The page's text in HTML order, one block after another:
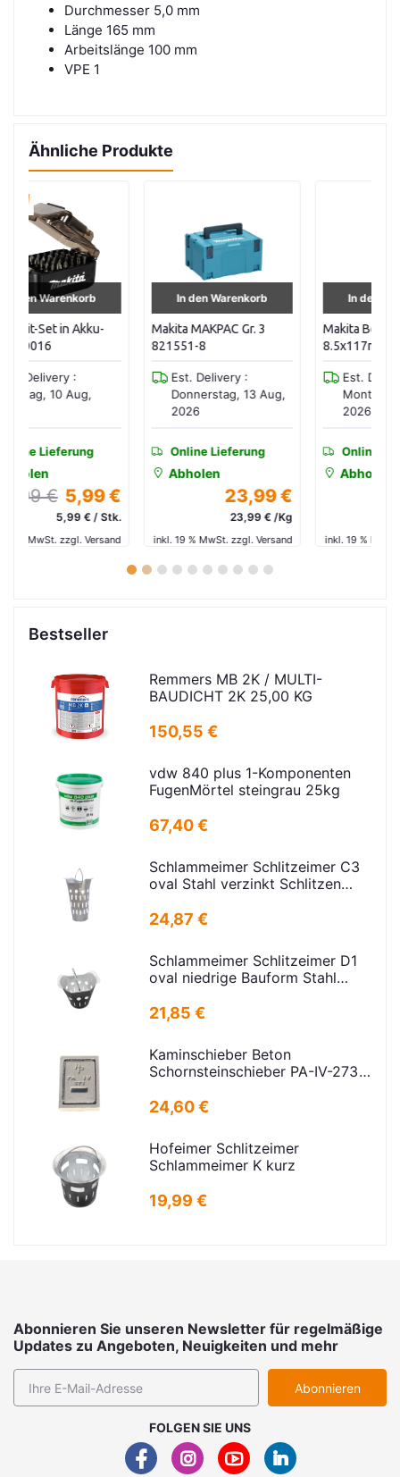
Durchmesser 5,0 mm
Länge 165 mm
Arbeitslänge 100 mm
VPE 1
Ähnliche Produkte
In den Warenkorb
Makita MAKPAC Gr. 3
821551-8
Est. Delivery :
Donnerstag, 13 Aug,
Online Lieferung
23,99 €
inkl. 19 % MwSt. zzgl. Versand
In den Warenkorb
Makita Bohrer HSS
8.5x117mm D-09793
Est. Delivery :
Montag, 10 Aug,
Online Lieferung
3,96 € / Stk.
inkl. 19 % MwSt. zzgl. Versand
1 2 3 4 5 6 7 8 9 10
Bestseller
Remmers MB 2K / MULTI-
BAUDICHT 2K 25,00 KG
150,55 €
vdw 840 plus 1-Komponenten
FugenMörtel steingrau 25kg
67,40 €
Schlammeimer Schlitzeimer C3
oval Stahl verzinkt Schlitzen
24,87 €
Schlammeimer Schlitzeimer D1
oval niedrige Bauform Stahl
D=395mm
21,85 €
Kaminschieber Beton
Schornsteinschieber PA-IV-273
16,5x24,5cm
24,60 €
Hofeimer Schlitzeimer
Schlammeimer K kurz
19,99 €
Abonnieren Sie unseren Newsletter für regelmäßige
Updates zu Angeboten, Neuigkeiten und mehr
Abonnieren
FOLGEN SIE UNS